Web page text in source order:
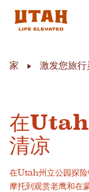
家 激发您旅
在Utah
清凉
在Utah州立公园探
摩托到观赏老鹰和在